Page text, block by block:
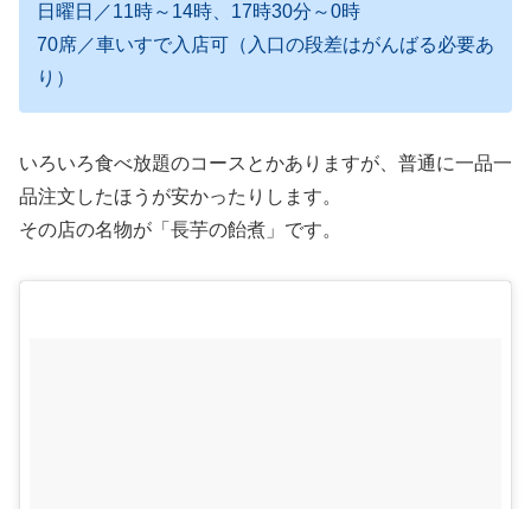
日曜日／11時～14時、17時30分～0時
70席／車いすで入店可（入口の段差はがんばる必要あ
り）
いろいろ食べ放題のコースとかありますが、普通に一品一
品注文したほうが安かったりします。
その店の名物が「長芋の飴煮」です。